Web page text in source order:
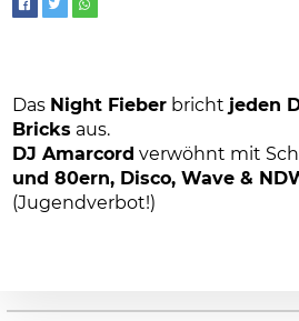
Das Night Fieber bricht jeden
Bricks aus.
DJ Amarcord verwöhnt mit
und 80ern, Disco, Wave &
(Jugendverbot!)